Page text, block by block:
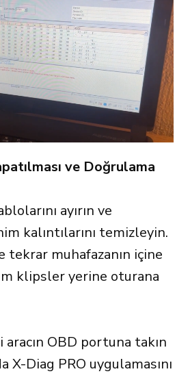
ve Doğrulama
ayırın ve
kalıntılarını temizleyin.
tekrar muhafazanın içine
klipsler yerine oturana
aracın OBD portuna takın
X-Diag PRO uygulamasını